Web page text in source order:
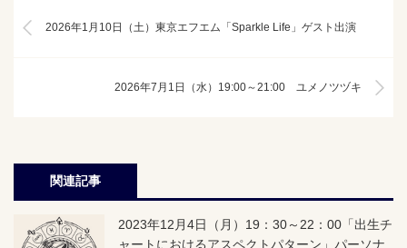
2026年1月10日（土）東京エフエム「Sparkle Life」ゲスト出演
2026年7月1日（水）19:00～21:00 ユメノツヅキ
関連記事
2023年12月4日（月）19：30～22：00「出生チ
ャートにおけるアスペクトパターン」パーソナ